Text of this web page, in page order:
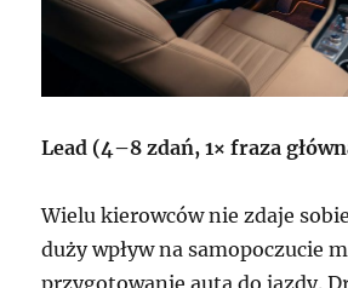
Lead (4–8 zdań, 1× fraza
Wielu kierowców nie zdaje
duży wpływ na samopoczucie
przygotowanie auta do jazdy.